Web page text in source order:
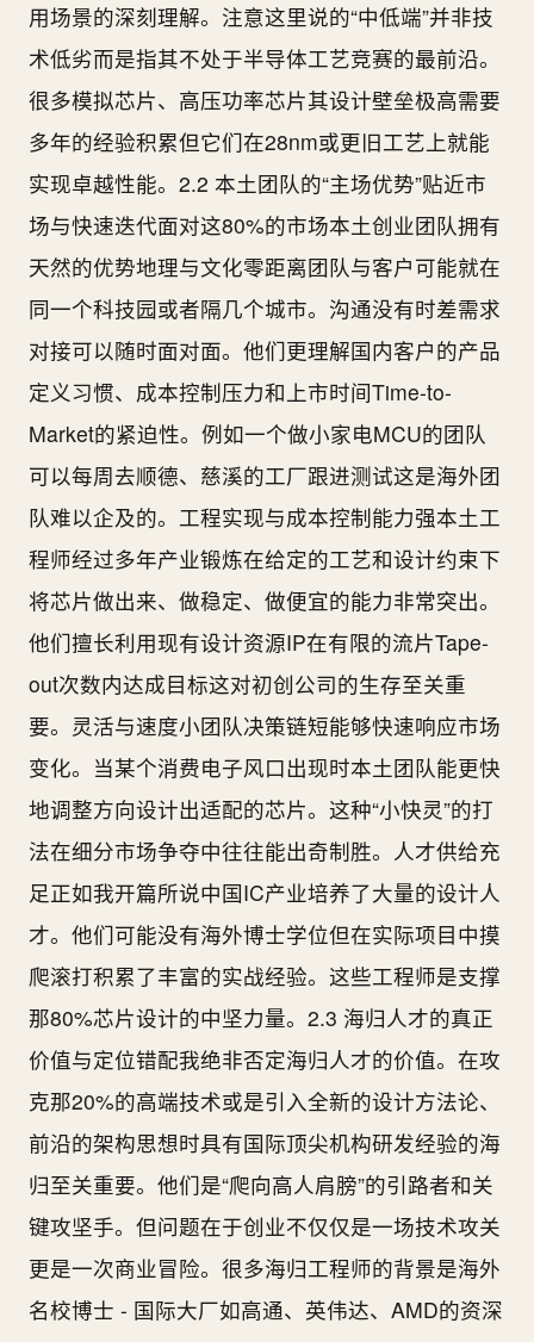
用场景的深刻理解。注意这里说的“中低端”并非技
术低劣而是指其不处于半导体工艺竞赛的最前沿。
很多模拟芯片、高压功率芯片其设计壁垒极高需要
多年的经验积累但它们在28nm或更旧工艺上就能
实现卓越性能。2.2 本土团队的“主场优势”贴近市
场与快速迭代面对这80%的市场本土创业团队拥有
天然的优势地理与文化零距离团队与客户可能就在
同一个科技园或者隔几个城市。沟通没有时差需求
对接可以随时面对面。他们更理解国内客户的产品
定义习惯、成本控制压力和上市时间Time-to-
Market的紧迫性。例如一个做小家电MCU的团队
可以每周去顺德、慈溪的工厂跟进测试这是海外团
队难以企及的。工程实现与成本控制能力强本土工
程师经过多年产业锻炼在给定的工艺和设计约束下
将芯片做出来、做稳定、做便宜的能力非常突出。
他们擅长利用现有设计资源IP在有限的流片Tape-
out次数内达成目标这对初创公司的生存至关重
要。灵活与速度小团队决策链短能够快速响应市场
变化。当某个消费电子风口出现时本土团队能更快
地调整方向设计出适配的芯片。这种“小快灵”的打
法在细分市场争夺中往往能出奇制胜。人才供给充
足正如我开篇所说中国IC产业培养了大量的设计人
才。他们可能没有海外博士学位但在实际项目中摸
爬滚打积累了丰富的实战经验。这些工程师是支撑
那80%芯片设计的中坚力量。2.3 海归人才的真正
价值与定位错配我绝非否定海归人才的价值。在攻
克那20%的高端技术或是引入全新的设计方法论、
前沿的架构思想时具有国际顶尖机构研发经验的海
归至关重要。他们是“爬向高人肩膀”的引路者和关
键攻坚手。但问题在于创业不仅仅是一场技术攻关
更是一次商业冒险。很多海归工程师的背景是海外
名校博士 - 国际大厂如高通、英伟达、AMD的资深